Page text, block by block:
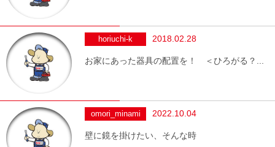
horiuchi-k 2018.02.28
お家にあった器具の配置を！ ＜ひろがる？...
omori_minami 2022.10.04
壁に鏡を掛けたい、そんな時